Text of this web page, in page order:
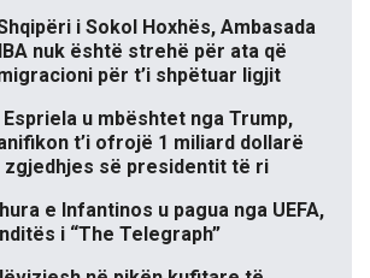
i Sokol Hoxhës, Ambasada
nuk është strehë për ata që
për t’i shpëtuar ligjit
u mbështet nga Trump,
t’i ofrojë 1 miliard dollarë
zgjedhjes së presidentit të ri
e Infantinos u pagua nga UEFA,
i “The Telegraph”